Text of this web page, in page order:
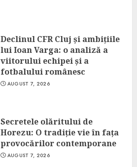
Declinul CFR Cluj și ambițiile
lui Ioan Varga: o analiză a
viitorului echipei și a
fotbalului românesc
AUGUST 7, 2026
Secretele olăritului de
Horezu: O tradiție vie în fața
provocărilor contemporane
AUGUST 7, 2026